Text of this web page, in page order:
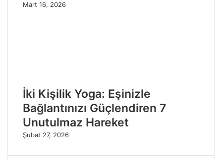
Mart 16, 2026
İki Kişilik Yoga: Eşinizle
Bağlantınızı Güçlendiren 7
Unutulmaz Hareket
Şubat 27, 2026